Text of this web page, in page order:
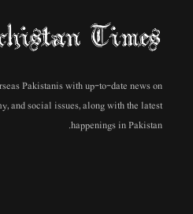
Pakistanis with up-to-date news on
and social issues, along with the latest
happenings in Pakistan.